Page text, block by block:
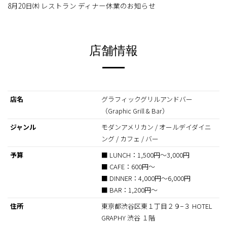
8月20日㈭ レストラン ディナー休業のお知らせ
店舗情報
店名
グラフィックグリルアンドバー
（Graphic Grill & Bar）
ジャンル
モダンアメリカン / オールデイダイニ
ング / カフェ / バー
予算
■ LUNCH：1,500円〜3,000円
■ CAFE：600円〜
■ DINNER：4,000円〜6,000円
■ BAR：1,200円〜
住所
東京都渋谷区東１丁目２９−３ HOTEL
GRAPHY 渋谷 １階